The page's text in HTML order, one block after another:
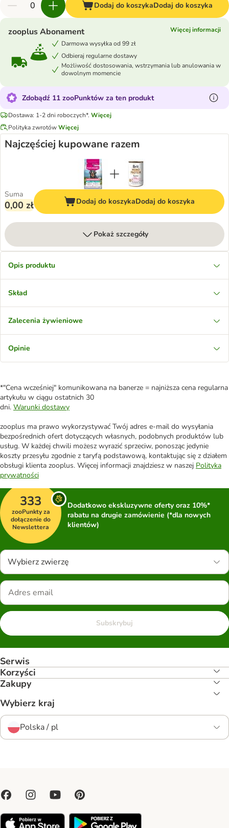
Dodaj do koszykaDodaj do koszyka
zooplus Abonament
Więcej informacji
Darmowa wysyłka od 99 zł
Odbieraj regularne dostawy
Możliwość dostosowania, wstrzymania lub anulowania w
dowolnym momencie
Zdobądź 11 zooPunktów za ten produkt
Dostawa: 1-2 dni roboczych*. Więcej
Polityka zwrotówWięcej
Najczęściej kupowane razem
Suma
0,00 zł Dodaj do koszykaDodaj do koszyka
Pokaż szczegóły
Opis produktu
Skład
Zalecenia żywieniowe
Opinie
*"Cena wcześniej" komunikowana na banerze = najniższa cena regularna
artykułu w ciągu ostatnich 30
dni. Warunki dostawy
zooplus ma prawo wykorzystywać Twój adres e-mail do wysyłania
bezpośrednich ofert dotyczących własnych, podobnych produktów lub
usług. W każdej chwili możesz wyrazić sprzeciw, ponosząc jedynie
koszty przesyłu zgodnie z taryfą podstawową, kontaktując się z działem
obsługi klienta zooplus. Więcej informacji znajdziesz w naszej Polityka
prywatności
333
zooPunkty za
dołączenie do
Newslettera
Dodatkowo ekskluzywne oferty oraz 10%*
rabatu na drugie zamówienie (*dla nowych
klientów)
Wybierz zwierzę
Subskrybuj
Serwis
Korzyści
Zakupy
Wybierz kraj
Polska / pl